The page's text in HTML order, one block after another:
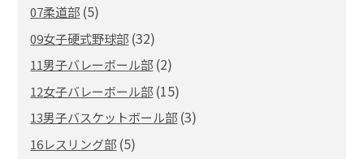
07柔道部 (5)
09女子硬式野球部 (32)
11男子バレーボール部 (2)
12女子バレーボール部 (15)
13男子バスケットボール部 (3)
16レスリング部 (5)